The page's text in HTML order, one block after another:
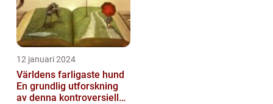
12 januari 2024
Världens farligaste hund
En grundlig utforskning
av denna kontroversiella